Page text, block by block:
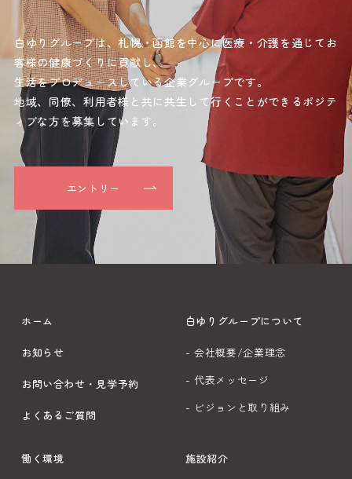
白ゆりグループは、札幌・函館を中心に医療・介護を通じてお
客様の健康づくりに貢献し、
生活をプロデュースしている企業グループです。
地域、同僚、利用者様と共に共生して行くことができるポジテ
ィブな方を募集しています。
エントリー
ホーム
お知らせ
お問い合わせ・見学予約
よくあるご質問
白ゆりグループについて
- 会社概要/企業理念
- 代表メッセージ
- ビジョンと取り組み
働く環境 施設紹介